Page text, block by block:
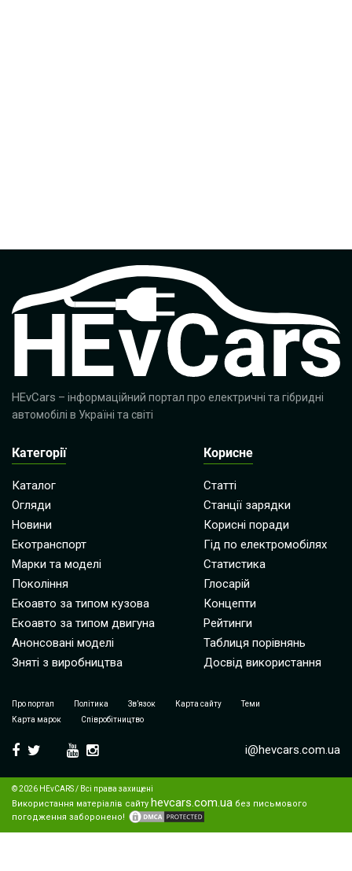
HEvCars – інформаційний портал про електричні та гібридні
автомобілі в Україні та світі
Категорії
Каталог
Огляди
Новини
Екотранспорт
Марки та моделі
Покоління
Екоавто за типом кузова
Екоавто за типом двигуна
Анонсовані моделі
Зняті з виробництва
Корисне
Статті
Станції зарядки
Корисні поради
Гід по електромобілях
Статистика
Глосарій
Концепти
Рейтинги
Таблиця порівнянь
Досвід використання
Про портал Політика Зв’язок Карта сайту
Теми
Карта марок
Співробітництво
i@hevcars.com.ua
© 2026 HEvCARS / Всі права захищені
Використання матеріалів сайту hevcars.com.ua без письмового
погодження заборонено!